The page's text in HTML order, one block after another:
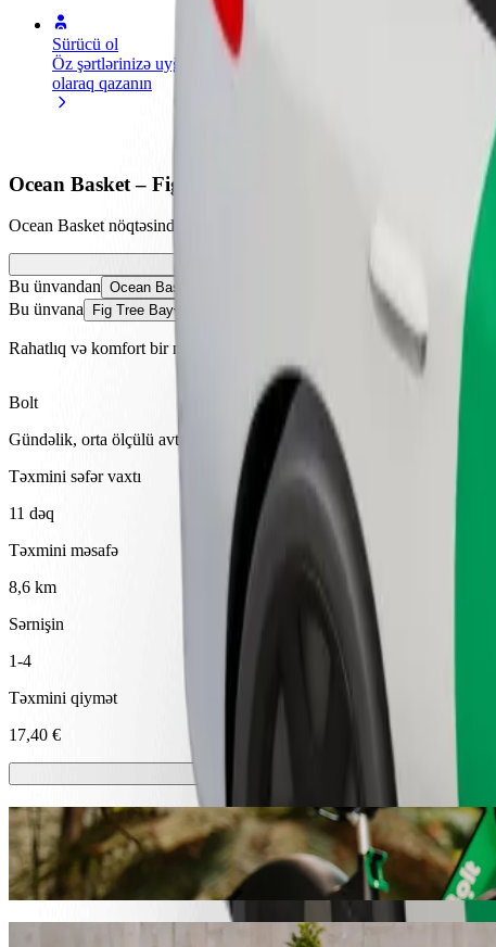
Sürücü ol
Öz şərtlərinizə uyğun
olaraq qazanın
Kuryer kimi qoşul
Yemək çatdırın və həftəlik
Daha
satışları
Ocean Basket – Fig Tree Bay istiqamətində necə səfər
Ocean Basket nöqtəsindən Fig Tree Bay nöqtəsinə çatmağın ən yaxşı
Bu ünvandan Ocean Basket
Bu ünvana Fig Tree Bay
Rahatlıq və komfort bir neçə toxunuşla əlinizdə!
Bolt
Gündəlik, orta ölçülü avtomobillərdə etibarlı gedişlər.
Təxmini səfər vaxtı
11 dəq
Təxmini məsafə
8,6 km
Sərnişin
1-4
Təxmini qiymət
17,40 €
Skuterlər və ya E-velosipedlər
Famaqusta şəhərində skuterlər və ya elektrik velosipedləri ilə hərəkət
Bolt Tətbiqini endir
Bolt ilə gediş sifariş edərək Ocean Basket